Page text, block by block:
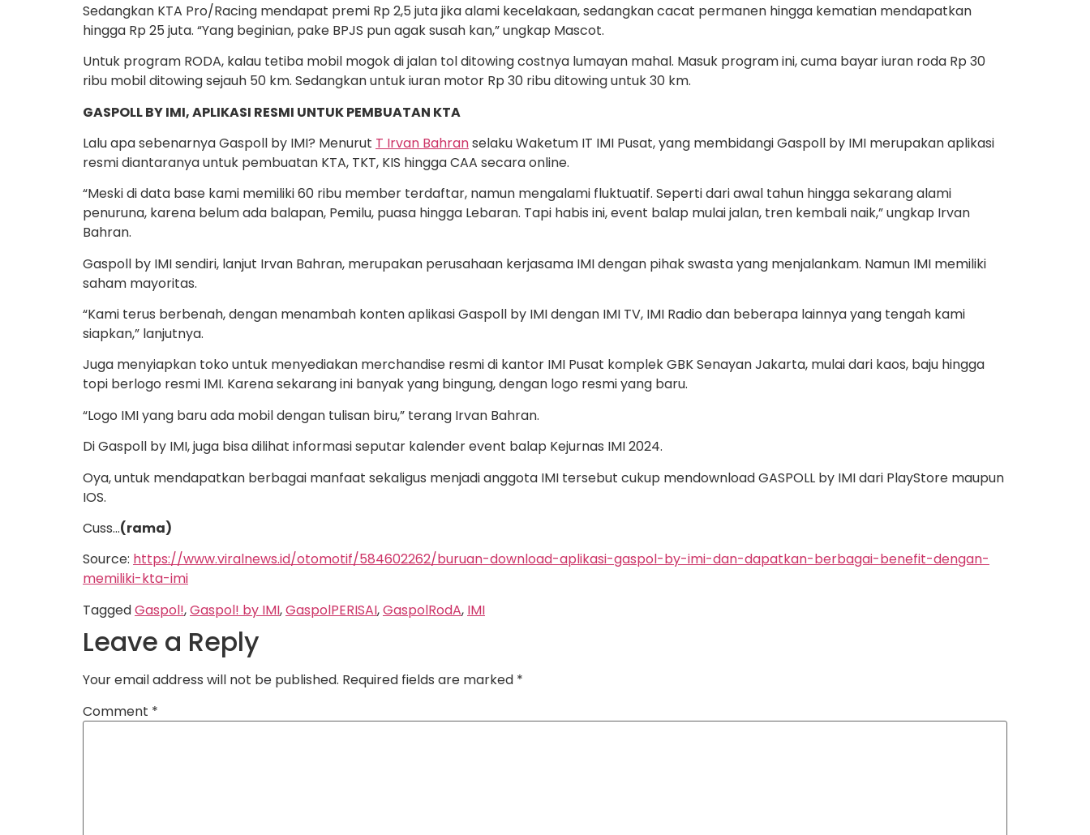
Sedangkan KTA Pro/Racing mendapat premi Rp 2,5 juta jika alami kecelakaan, sedangkan cacat permanen hingga kematian mendapatkan
hingga Rp 25 juta. “Yang beginian, pake BPJS pun agak susah kan,” ungkap Mascot.
Untuk program RODA, kalau tetiba mobil mogok di jalan tol ditowing costnya lumayan mahal. Masuk program ini, cuma bayar iuran roda Rp 30
ribu mobil ditowing sejauh 50 km. Sedangkan untuk iuran motor Rp 30 ribu ditowing untuk 30 km.
GASPOLL BY IMI, APLIKASI RESMI UNTUK PEMBUATAN KTA
Lalu apa sebenarnya Gaspoll by IMI? Menurut T Irvan Bahranselaku Waketum IT IMI Pusat, yang membidangi Gaspoll by IMI merupakan aplikasi
resmi diantaranya untuk pembuatan KTA, TKT, KIS hingga CAA secara online.
“Meski di data base kami memiliki 60 ribu member terdaftar, namun mengalami fluktuatif. Seperti dari awal tahun hingga sekarang alami
penuruna, karena belum ada balapan, Pemilu, puasa hingga Lebaran. Tapi habis ini, event balap mulai jalan, tren kembali naik,” ungkap Irvan
Bahran.
Gaspoll by IMI sendiri, lanjut Irvan Bahran, merupakan perusahaan kerjasama IMI dengan pihak swasta yang menjalankam. Namun IMI memiliki
saham mayoritas.
“Kami terus berbenah, dengan menambah konten aplikasi Gaspoll by IMI dengan IMI TV, IMI Radio dan beberapa lainnya yang tengah kami
siapkan,” lanjutnya.
Juga menyiapkan toko untuk menyediakan merchandise resmi di kantor IMI Pusat komplek GBK Senayan Jakarta, mulai dari kaos, baju hingga
topi berlogo resmi IMI. Karena sekarang ini banyak yang bingung, dengan logo resmi yang baru.
“Logo IMI yang baru ada mobil dengan tulisan biru,” terang Irvan Bahran.
Di Gaspoll by IMI, juga bisa dilihat informasi seputar kalender event balap Kejurnas IMI 2024.
Oya, untuk mendapatkan berbagai manfaat sekaligus menjadi anggota IMI tersebut cukup mendownload GASPOLL by IMI dari PlayStore maupun
IOS.
Cuss…(rama)
Source: https://www.viralnews.id/otomotif/584602262/buruan-download-aplikasi-gaspol-by-imi-dan-dapatkan-berbagai-benefit-dengan-
memiliki-kta-imi
TaggedGaspol!,Gaspol! by IMI,GaspolPERISAI,GaspolRodA, IMI
Leave a Reply
Your email address will not be published. Required fields are marked *
Comment *